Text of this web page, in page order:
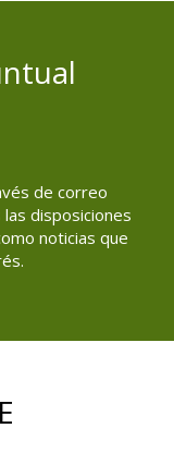
de correo
disposiciones
noticias que